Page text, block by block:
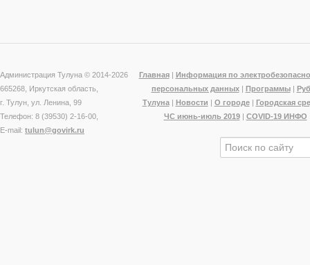
Администрация Тулуна © 2014-2026
665268, Иркутская область,
г. Тулун, ул. Ленина, 99
Телефон: 8 (39530) 2-16-00,
E-mail: tulun@govirk.ru
Главная| Информация по
персональных данных| Программы|
Тулуна| Новости | О городе| Городская
ЧС июнь-июль 2019| COVID-19 ИНФО